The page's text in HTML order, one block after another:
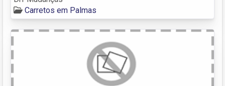
Carretos em Palmas